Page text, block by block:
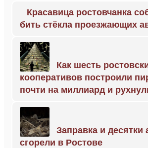
Красавица ростовчанка
бить стёкла проезжающих
Как шесть
кооперативов построили
почти на миллиард и
Заправка и десятки
сгорели в Ростове